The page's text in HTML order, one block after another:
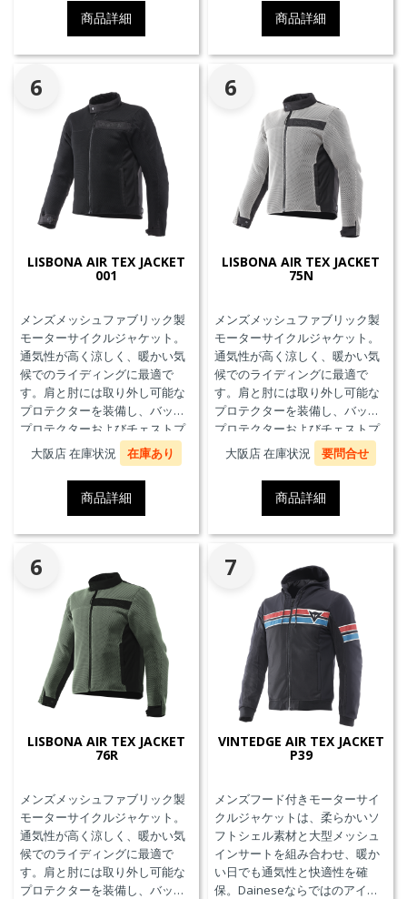
商品詳細 商品詳細
6
LISBONA AIR TEX JACKET
001
メンズメッシュファブリック製
モーターサイクルジャケット。
通気性が高く涼しく、暖かい気
候でのライディングに最適で
す。肩と肘には取り外し可能な
プロテクターを装備し、バック
プロテクターおよびチェストプ
ロテクターにも対応していま
す。
大阪店 在庫状況 在庫あり
商品詳細
6
LISBONA AIR TEX JACKET
75N
メンズメッシュファブリック製
モーターサイクルジャケット。
通気性が高く涼しく、暖かい気
候でのライディングに最適で
す。肩と肘には取り外し可能な
プロテクターを装備し、バック
プロテクターおよびチェストプ
ロテクターにも対応していま
す。
大阪店 在庫状況 要問合せ
商品詳細
6
LISBONA AIR TEX JACKET
76R
メンズメッシュファブリック製
モーターサイクルジャケット。
通気性が高く涼しく、暖かい気
候でのライディングに最適で
す。肩と肘には取り外し可能な
プロテクターを装備し、バック
7
VINTEDGE AIR TEX JACKET
P39
メンズフード付きモーターサイ
クルジャケットは、柔らかいソ
フトシェル素材と大型メッシュ
インサートを組み合わせ、暖か
い日でも通気性と快適性を確
保。Daineseならではのアイコ